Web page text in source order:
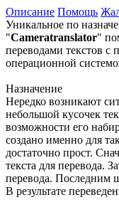
Описание Помощь
Уникальное по
"Cameratranslator"
переводами текстов
операционной
Назначение
Нередко возникают
небольшой кусочек
возможности его
создано именно для
достаточно прост.
текста для перевода.
перевода. Последним
В результате